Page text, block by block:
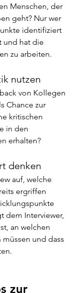
Menschen, der
geht? Nur wer
identifiziert
und hat die
zu arbeiten.
nutzen
von Kollegen
Chance zur
kritischen
in den
erhalten?
denken
auf, welche
ergriffen
dem Interviewer,
an welchen
und dass
zur